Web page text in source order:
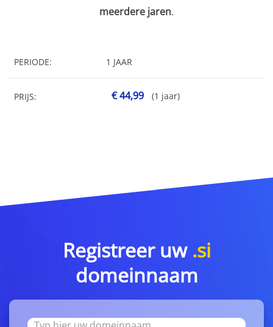
meerdere jaren.
PERIODE: 1 JAAR
PRIJS: € 44,99 (1 jaar)
Registreer uw .si
domeinnaam